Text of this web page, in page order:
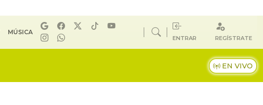
MÚSICA
ENTRAR REGÍSTRATE
EN VIVO